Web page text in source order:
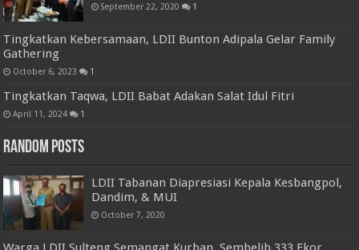
September 22, 2020 1
Tingkatkan Kebersamaan, LDII Bunton Adipala Gelar Family
Gathering
October 6, 2023 1
Tingkatkan Taqwa, LDII Babat Adakan Salat Idul Fitri
April 11, 2024 1
Random Posts
LDII Tabanan Diapresiasi Kepala Kesbangpol,
Dandim, & MUI
October 7, 2020